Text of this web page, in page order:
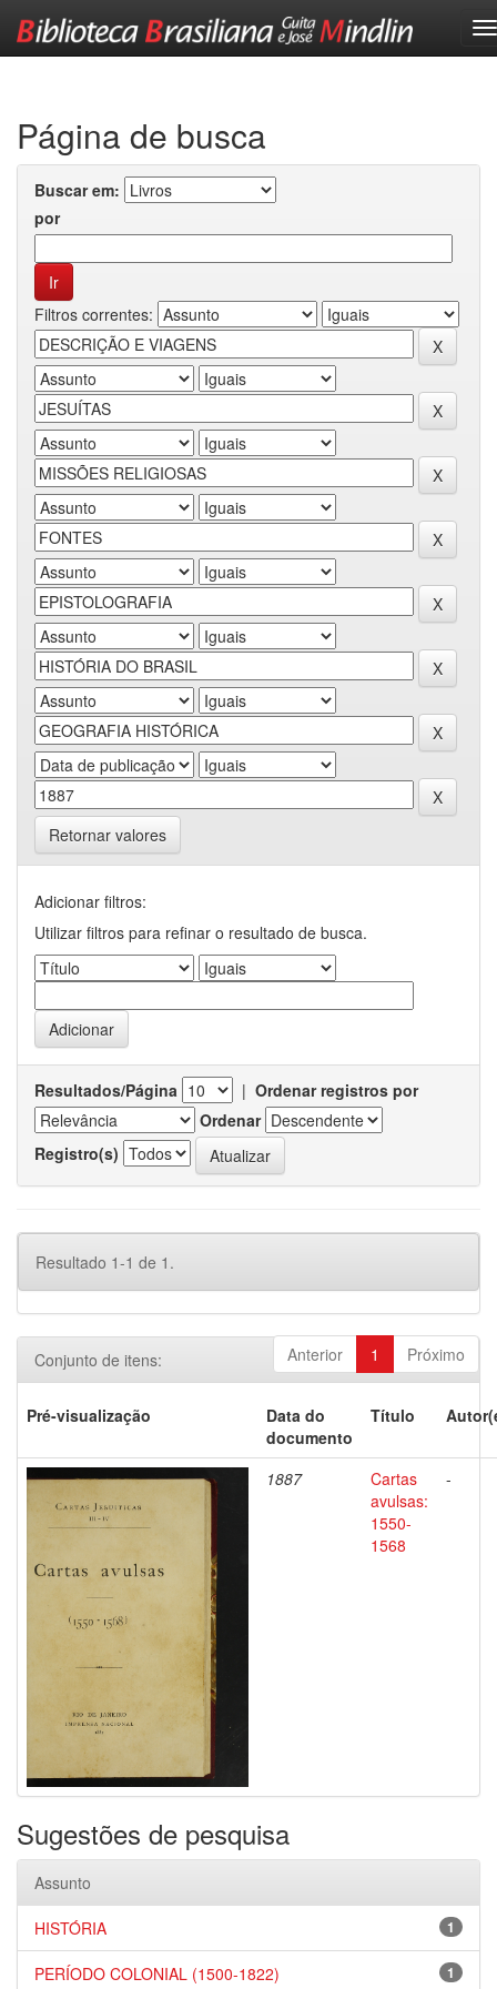
Página de busca
Buscar em:
por
Filtros correntes:
Retornar valores
Adicionar filtros:
Utilizar filtros para refinar o resultado de busca.
Resultados/Página | Ordenar registros por
Ordenar
Registro(s)
Resultado 1-1 de 1.
Anterior 1 Próximo
Conjunto de itens:
Pré-visualização
Data do
documento
Título
1887
Cartas
avulsas:
1550-
1568
-
Sugestões de pesquisa
Assunto
1
HISTÓRIA
1
PERÍODO COLONIAL (1500-1822)